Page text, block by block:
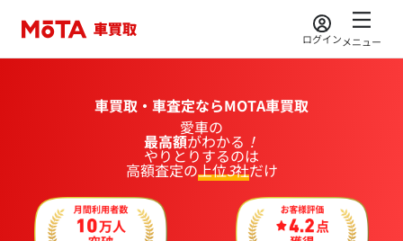
ログインメニュー
車買取・車査定ならMOTA車買取
愛車の
最高額がわかる ！
やりとりするのは
高額査定の上位3社だけ